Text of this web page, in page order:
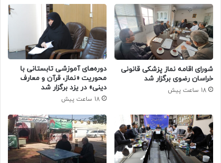
شورای اقامه نماز پزشکی قانونی
خراسان رضوی برگزار شد
18 ساعت پیش
دوره‌های آموزشی تابستانی با
محوریت «نماز، قرآن و معارف
دینی» در یزد برگزار شد
18 ساعت پیش